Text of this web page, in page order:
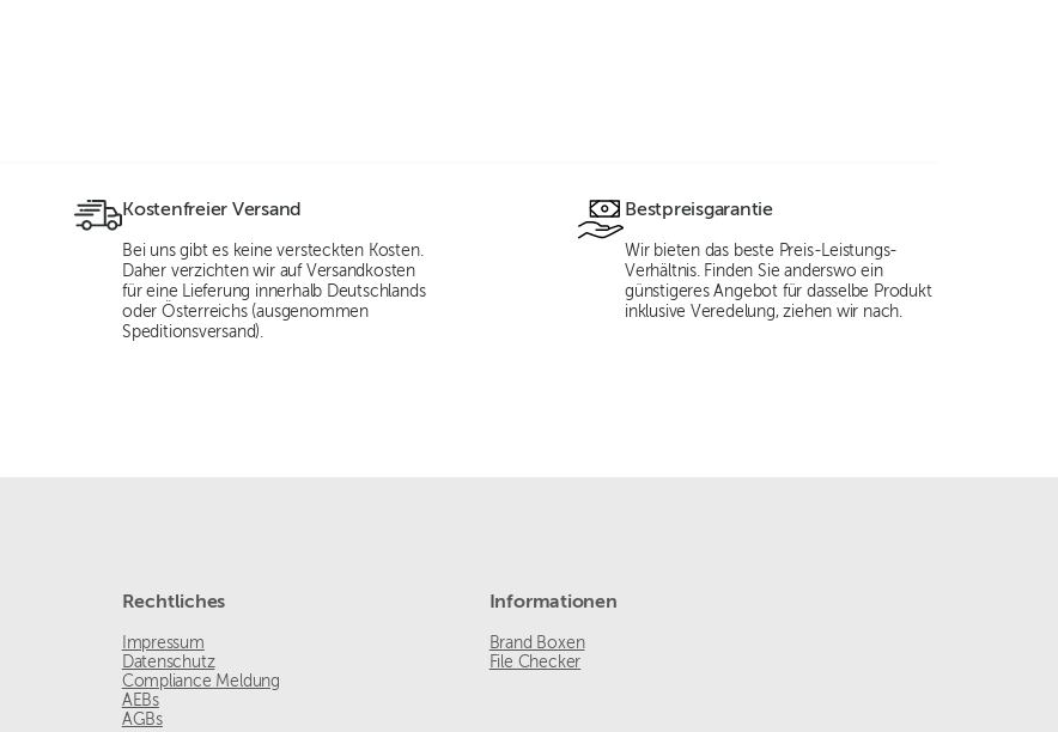
Kostenfreier Versand
Bei uns gibt es keine versteckten Kosten.
Daher verzichten wir auf Versandkosten
für eine Lieferung innerhalb Deutschlands
oder Österreichs (ausgenommen
Speditionsversand).
Bestpreisgarantie
Wir bieten das beste Preis-Leistungs-
Verhältnis. Finden Sie anderswo ein
günstigeres Angebot für dasselbe Produkt
inklusive Veredelung, ziehen wir nach.
Rechtliches
Impressum
Datenschutz
Compliance Meldung
AEBs
AGBs
Informationen
Brand Boxen
File Checker